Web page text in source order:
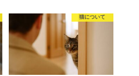
猫について